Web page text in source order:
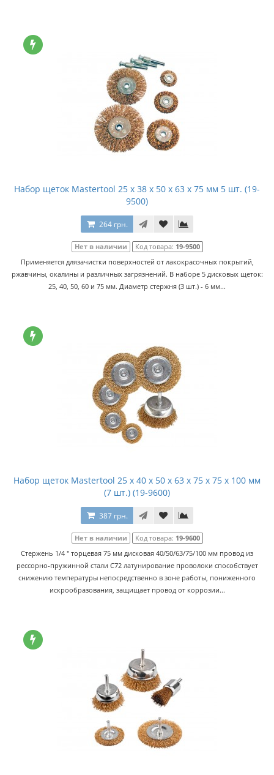
Набор щеток Mastertool 25 x 38 x 50 x 63 x 75 мм 5 шт. (19-
9500)
264 грн.
Нет в наличии Код товара: 19-9500
Применяется длязачистки поверхностей от лакокрасочных покрытий,
ржавчины, окалины и различных загрязнений. В наборе 5 дисковых щеток:
25, 40, 50, 60 и 75 мм. Диаметр стержня (3 шт.) - 6 мм...
Набор щеток Mastertool 25 x 40 x 50 x 63 x 75 x 75 x 100 мм
(7 шт.) (19-9600)
387 грн.
Нет в наличии Код товара: 19-9600
Стержень 1/4 '' торцевая 75 мм дисковая 40/50/63/75/100 мм провод из
рессорно-пружинной стали C72 латунирование проволоки способствует
снижению температуры непосредственно в зоне работы, пониженного
искрообразования, защищает провод от коррозии...